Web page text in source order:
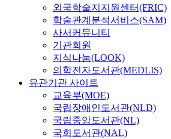
외국학술지지원센터(FRIC)
학술관계분석서비스(SAM)
사서커뮤니티
기관회원
지식나눔(LOOK)
의학전자도서관(MEDLIS)
유관기관 사이트
교육부(MOE)
국립장애인도서관(NLD)
국립중앙도서관(NL)
국회도서관(NAL)